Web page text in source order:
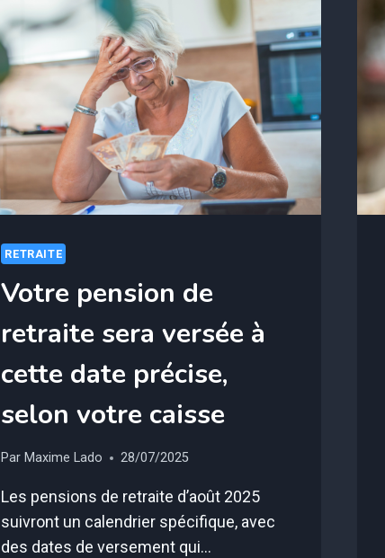
RETRAITE
Votre pension de
retraite sera versée à
cette date précise,
selon votre caisse
Par Maxime Lado 28/07/2025
Les pensions de retraite d’août 2025
suivront un calendrier spécifique, avec
des dates de versement qui…